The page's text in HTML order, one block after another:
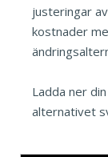
justeringar
kostnader
Ladda ner
alternativet